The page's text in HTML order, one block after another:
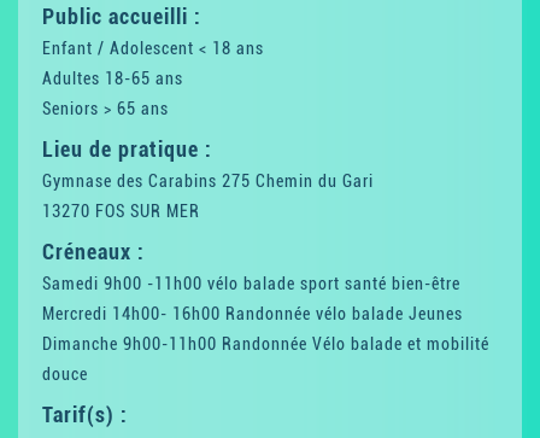
Public accueilli :
Enfant / Adolescent < 18 ans
Adultes 18-65 ans
Seniors > 65 ans
Lieu de pratique :
Gymnase des Carabins 275 Chemin du Gari
13270 FOS SUR MER
Créneaux :
Samedi 9h00 -11h00 vélo balade sport santé bien-être
Mercredi 14h00- 16h00 Randonnée vélo balade Jeunes
Dimanche 9h00-11h00 Randonnée Vélo balade et mobilité
douce
Tarif(s) :